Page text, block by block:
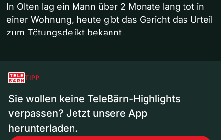
In Olten lag ein Mann über 2 Monate lang tot in
einer Wohnung, heute gibt das Gericht das Urteil
zum Tötungsdelikt bekannt.
TIPP
Sie wollen keine TeleBärn-Highlights
verpassen? Jetzt unsere App
herunterladen.